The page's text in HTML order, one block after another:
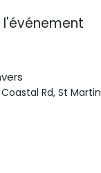
Rd, St Martin